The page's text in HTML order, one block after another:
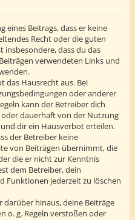
eines Beitrags, dass er keine
Recht oder die guten
insbesondere, dass du das
verwendeten Links und
das Hausrecht aus. Bei
oder anderer
kann der Betreiber dich
dauerhaft von der Nutzung
dir ein Hausverbot erteilen.
der Betreiber keine
von Beiträgen übernimmt, die
die er nicht zur Kenntnis
dem Betreiber, dein
Funktionen jederzeit zu löschen
hinaus, deine Beiträge
o. g. Regeln verstoßen oder